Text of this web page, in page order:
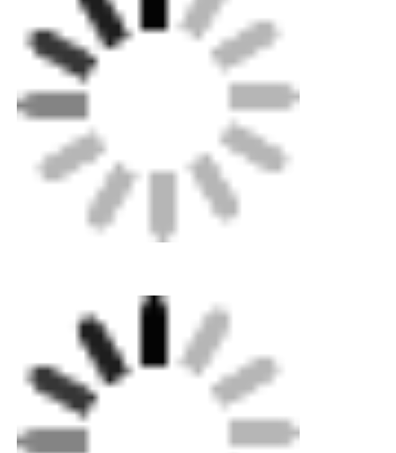
よくある質問
Q1: 少量の注文も受け付けてもらえますか？
A1: 心配しないでください。お気軽にお問い合わせく